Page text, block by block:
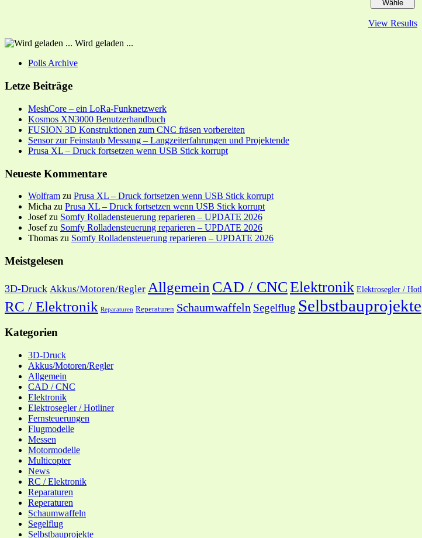
View Results
Wird geladen ...
Polls Archive
Letze Beiträge
MeshCore – ein LoRa-Funknetzwerk
Kosmos XN3000 Benutzerhandbuch
FUSION 3D Konstruktionen zum CNC fräsen vorbereiten
Sensor zur Feinstaub Messung – Langzeiterfahrungen und Projektende
Prusa XL – Druck fortsetzen wenn USB Stick korrupt
Neueste Kommentare
Wolfram zu Prusa XL – Druck fortsetzen wenn USB Stick korrupt
Micha zu Prusa XL – Druck fortsetzen wenn USB Stick korrupt
Josefzu Somfy Rolladensteuerung reparieren – UPDATE 2026
Josefzu Somfy Rolladensteuerung reparieren – UPDATE 2026
Thomas zu Somfy Rolladensteuerung reparieren – UPDATE 2026
Meistgelesen
3D-Druck Akkus/Motoren/Regler Allgemein CAD / CNCElektronik Elektrosegler /
RC / Elektronik Reparaturen Reperaturen Schaumwaffeln Segelflug Selbstbauprojekte
Kategorien
3D-Druck
Akkus/Motoren/Regler
Allgemein
CAD / CNC
Elektronik
Elektrosegler / Hotliner
Fernsteuerungen
Flugmodelle
Messen
Motormodelle
Multicopter
News
RC / Elektronik
Reparaturen
Reperaturen
Schaumwaffeln
Segelflug
Selbstbauprojekte